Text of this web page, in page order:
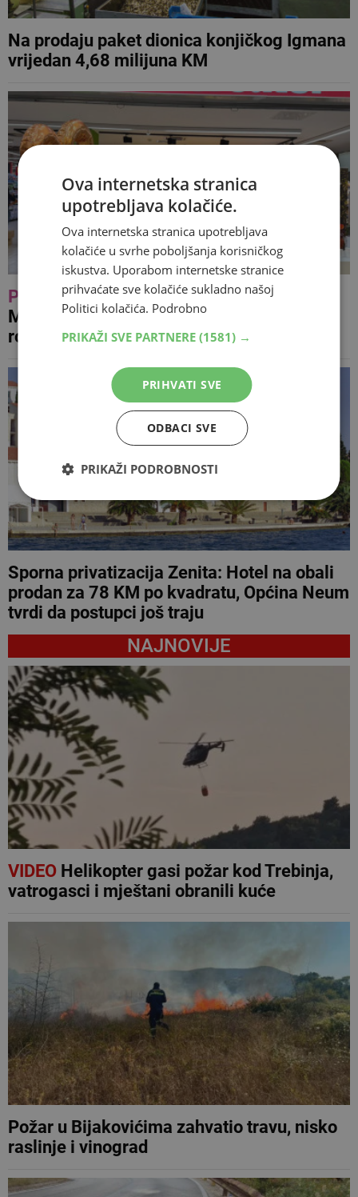
Na prodaju paket dionica konjičkog Igmana
vrijedan 4,68 milijuna KM
PROMODvadeset godina povjerenja:
Mercator centar Mostar proslavio jubilarni
rođendan uz vjerne kupce
Sporna privatizacija Zenita: Hotel na obali
prodan za 78 KM po kvadratu, Općina Neum
tvrdi da postupci još traju
NAJNOVIJE
VIDEOHelikopter gasi požar kod Trebinja,
vatrogasci i mještani obranili kuće
Požar u Bijakovićima zahvatio travu, nisko
raslinje i vinograd
Ova internetska stranica
upotrebljava kolačiće.
Ova internetska stranica upotrebljava
kolačiće u svrhe poboljšanja korisničkog
iskustva. Uporabom internetske stranice
prihvaćate sve kolačiće sukladno našoj
Politici kolačića. Podrobno
PRIKAŽI SVE PARTNERE (1581) →
PRIHVATI SVE
ODBACI SVE
PRIKAŽI PODROBNOSTI